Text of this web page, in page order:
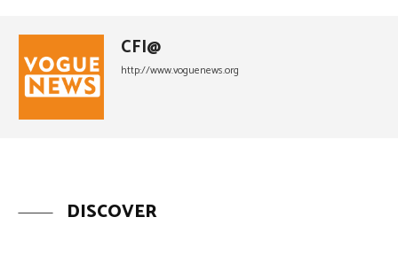
CFI@
http://www.voguenews.org
DISCOVER